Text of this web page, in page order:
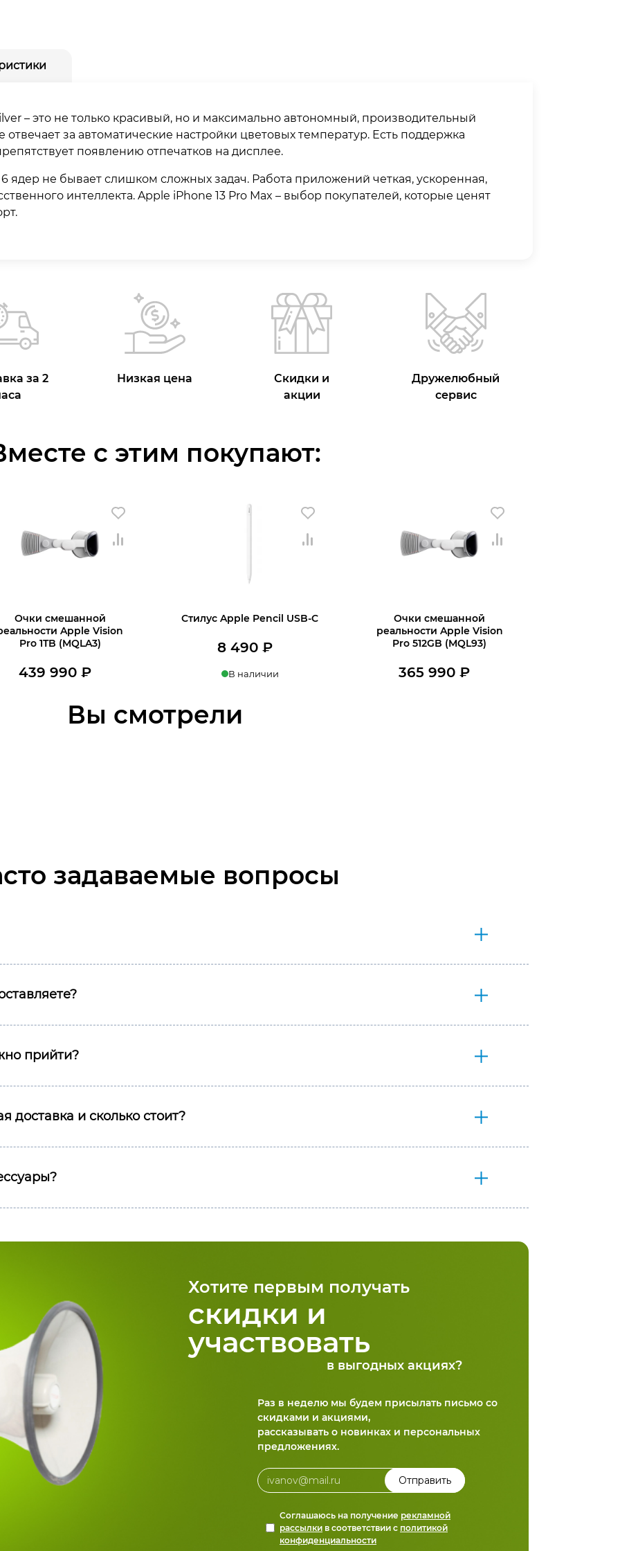
– это не только красивый, но и максимально автономный, производительный
отвечает за автоматические настройки цветовых температур. Есть поддержка
появлению отпечатков на дисплее.
ядер не бывает слишком сложных задач. Работа приложений четкая, ускоренная,
интеллекта. Apple iPhone 13 Pro Max – выбор покупателей, которые ценят
за 2
Низкая цена
Скидки и
акции
Дружелюбный
сервис
с этим покупают:
Очки смешанной
Apple Vision
Pro 1TB (MQLA3)
439 990 ₽
Узнать о поступлении
Стилус Apple Pencil USB-C
8 490 ₽
В наличии
Очки смешанной
реальности Apple Vision
Pro 512GB (MQL93)
365 990₽
Вы смотрели
задаваемые вопросы
прийти?
доставка и сколько стоит?
Хотите первым получать
скидки и
участвовать
в выгодных акциях?
Раз в неделю мы будем присылать письмо со
скидками и акциями,
рассказывать о новинках и персональных
предложениях.
Соглашаюсь на получение рекламной
рассылки в соответствии с политикой
конфиденциальности